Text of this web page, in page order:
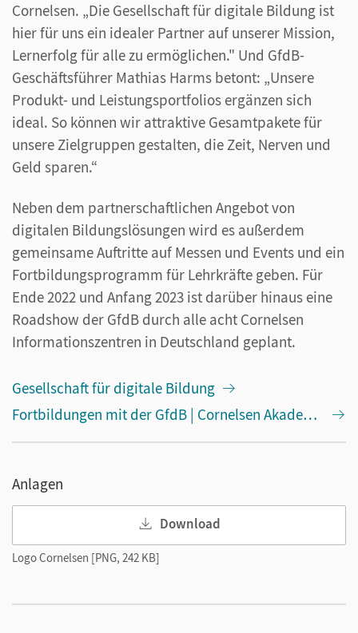
Cornelsen. „Die Gesellschaft für digitale Bildung ist
hier für uns ein idealer Partner auf unserer Mission,
Lernerfolg für alle zu ermöglichen." Und GfdB-
Geschäftsführer Mathias Harms betont: „Unsere
Produkt- und Leistungsportfolios ergänzen sich
ideal. So können wir attraktive Gesamtpakete für
unsere Zielgruppen gestalten, die Zeit, Nerven und
Geld sparen.“
Neben dem partnerschaftlichen Angebot von
digitalen Bildungslösungen wird es außerdem
gemeinsame Auftritte auf Messen und Events und ein
Fortbildungsprogramm für Lehrkräfte geben. Für
Ende 2022 und Anfang 2023 ist darüber hinaus eine
Roadshow der GfdB durch alle acht Cornelsen
Informationszentren in Deutschland geplant.
Gesellschaft für digitale Bildung
Fortbildungen mit der GfdB | Cornelsen Akademie
Anlagen
Download
Logo Cornelsen [PNG, 242 KB]